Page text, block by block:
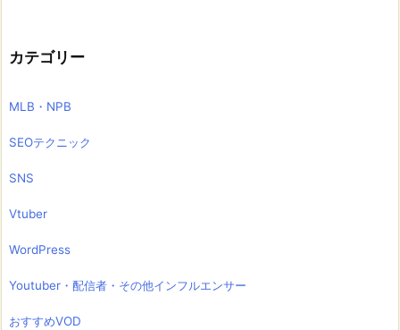
カテゴリー
MLB・NPB
SEOテクニック
SNS
Vtuber
WordPress
Youtuber・配信者・その他インフルエンサー
おすすめVOD